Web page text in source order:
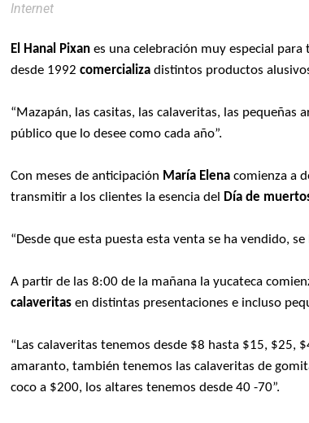
Internet
El Hanal Pixan es una celebración muy especial
desde 1992comercializa distintos productos
“Mazapán, las casitas, las calaveritas, las
público que lo desee como cada año”.
Con meses de anticipación María Elena comienza a
transmitir a los clientes la esencia del
Día de
“Desde que esta puesta esta venta se ha vendido,
A partir de las 8:00 de la mañana la yucateca
calaveritas en distintas presentaciones e incluso
“Las calaveritas tenemos desde $8 hasta $15, $25,
amaranto, también tenemos las calaveritas de
coco a $200, los altares tenemos desde 40 -70”.